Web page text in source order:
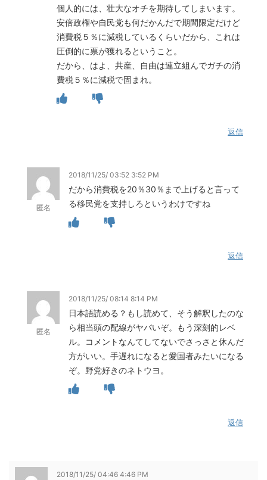
個人的には、壮大なオチを期待してしまいます。
安倍政権や自民党も何だかんだで期間限定だけど
消費税５％に減税しているくらいだから、これは
圧倒的に票が獲れるということ。
だから、はよ、共産、自由は連立組んでガチの消
費税５％に減税で固まれ。
返信
匿名
2018/11/25/ 03:52 3:52 PM
だから消費税を20％30％まで上げると言って
る移民党を支持しろというわけですね
返信
匿名
2018/11/25/ 08:14 8:14 PM
日本語読める？もし読めて、そう解釈したのな
ら相当頭の配線がヤバいぞ。もう深刻的レベ
ル。コメントなんてしてないでさっさと休んだ
方がいい。手遅れになると愛国者みたいになる
ぞ。野党好きのネトウヨ。
返信
2018/11/25/ 04:46 4:46 PM